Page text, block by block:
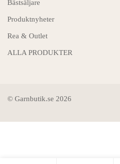
Bästsäljare
Produktnyheter
Rea & Outlet
ALLA PRODUKTER
© Garnbutik.se 2026